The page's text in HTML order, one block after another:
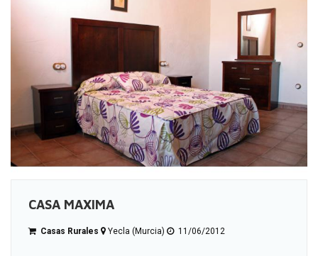
CASA MAXIMA
Casas Rurales Yecla (Murcia) 11/06/2012